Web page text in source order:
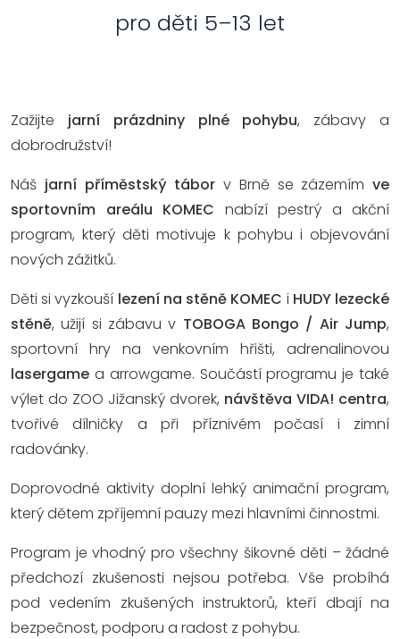
pro děti 5–13 let
Zažijte jarní prázdniny plné pohybu, zábavy a
dobrodružství!
Náš jarní příměstský tábor v Brně se zázemím ve
sportovním areálu KOMEC nabízí pestrý a akční
program, který děti motivuje k pohybu i objevování
nových zážitků.
Děti si vyzkouší lezení na stěně KOMEC i HUDY lezecké
stěně, užijí si zábavu v TOBOGA Bongo / Air Jump,
sportovní hry na venkovním hřišti, adrenalinovou
lasergame a arrowgame. Součástí programu je také
výlet do ZOO Jižanský dvorek, návštěva VIDA! centra,
tvořivé dílničky a při příznivém počasí i zimní
radovánky.
Doprovodné aktivity doplní lehký animační program,
který dětem zpříjemní pauzy mezi hlavními činnostmi.
Program je vhodný pro všechny šikovné děti – žádné
předchozí zkušenosti nejsou potřeba. Vše probíhá
pod vedením zkušených instruktorů, kteří dbají na
bezpečnost, podporu a radost z pohybu.